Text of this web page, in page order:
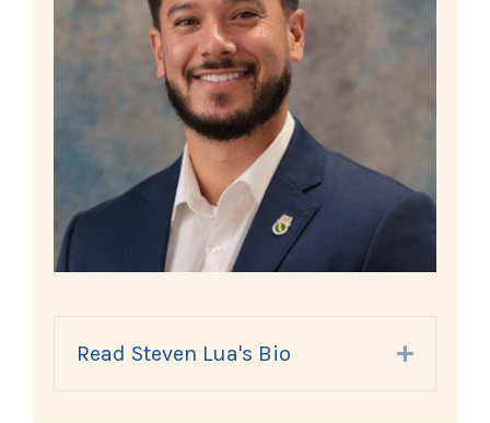
Read Steven Lua's Bio Expand